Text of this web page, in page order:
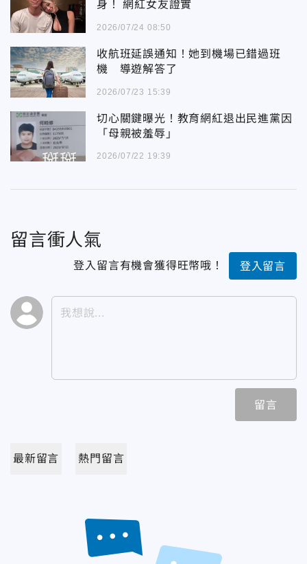
身！ 網紅女友證實
2026/07/24 08:50
收航班延誤通知！她到機場已錯過班
機 導遊解答了
2026/07/23 15:39
切心關鍵曝光！教育網紅退出民進黨因
「母親被羞辱」
2026/07/22 19:39
留言衝人氣
登入留言有機會獲得旺幣哦！ 登入留言
留言
最新留言 熱門留言